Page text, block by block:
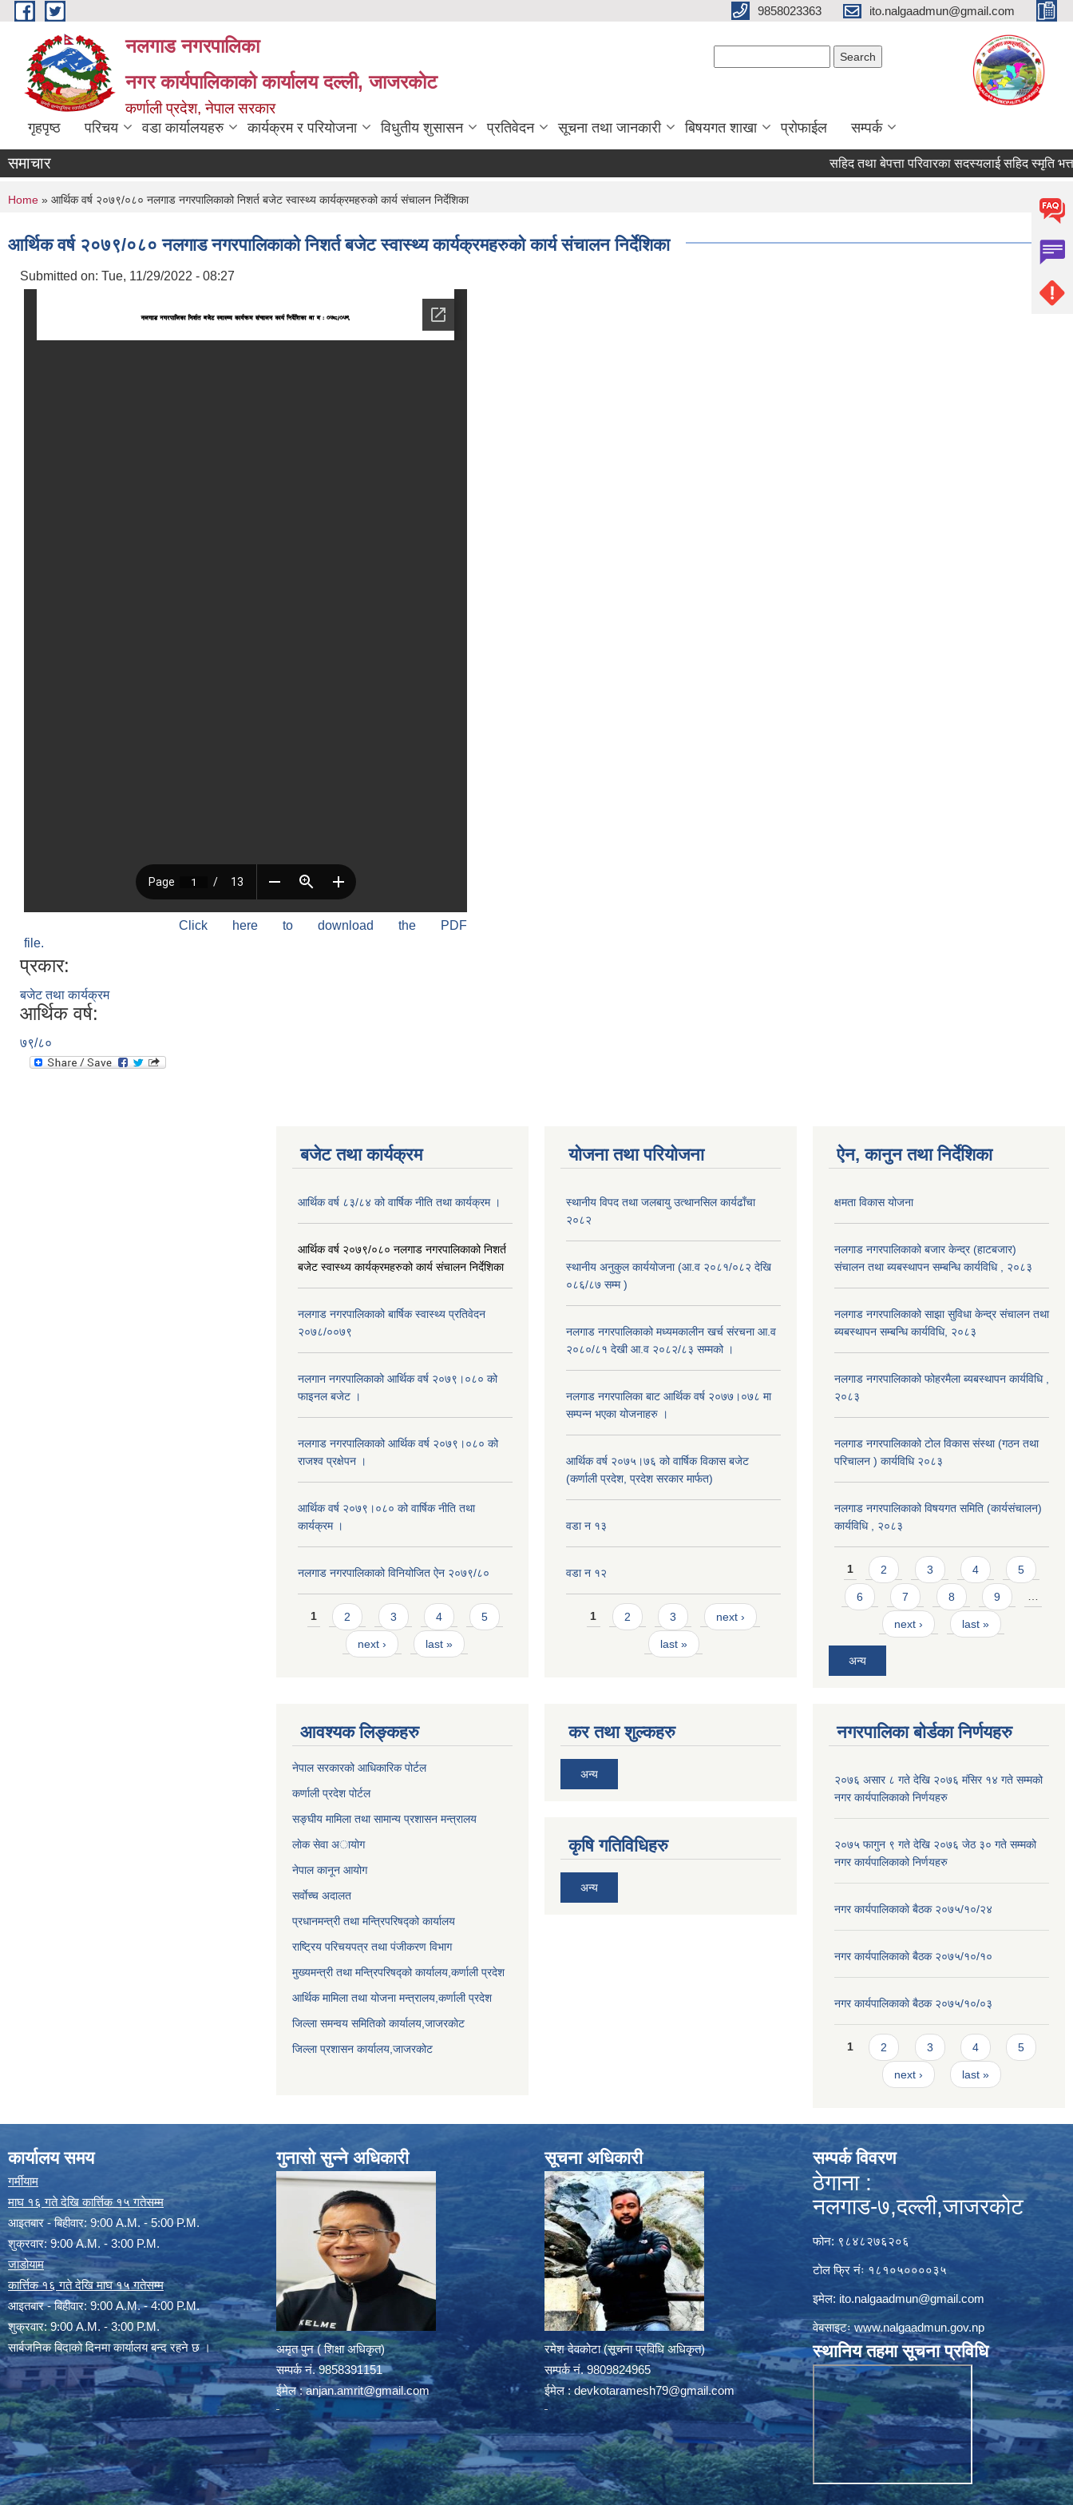
Skip to main content 9858023363 ito.nalgaadmun@gmail.com
नलगाड नगरपालिका
नगर कार्यपालिकाको कार्यालय दल्ली, जाजरकाेट
कर्णाली प्रदेश, नेपाल सरकार
गृहपृष्ठ परिचय वडा कार्यालयहरु कार्यक्रम र परियोजना विधुतीय शुसासन प्रतिवेदन सूचना तथा जानकारी बिषयगत शाखा प्रोफाईल सम्पर्क
समाचार सहिद तथा बेपत्ता परिवारका सदस्यलाई सहिद स्मृति भत्ता
You are here
Home » आर्थिक वर्ष २०७९/०८० नलगाड नगरपालिकाको निशर्त बजेट स्वास्थ्य कार्यक्रमहरुको कार्य संचालन निर्देशिका
आर्थिक वर्ष २०७९/०८० नलगाड नगरपालिकाको निशर्त बजेट स्वास्थ्य कार्यक्रमहरुको कार्य संचालन निर्देशिका
Submitted on: Tue, 11/29/2022 - 08:27
Click here to download the PDF
file.
प्रकार:
बजेट तथा कार्यक्रम
आर्थिक वर्ष:
७९/८०
बजेट तथा कार्यक्रम
आर्थिक वर्ष ८३/८४ को वार्षिक नीति तथा कार्यक्रम ।
आर्थिक वर्ष २०७९/०८० नलगाड नगरपालिकाको निशर्त
बजेट स्वास्थ्य कार्यक्रमहरुको कार्य संचालन निर्देशिका
नलगाड नगरपालिकाको बार्षिक स्वास्थ्य प्रतिवेदन
२०७८/००७९
नलगान नगरपालिकाको आर्थिक वर्ष २०७९।०८० को
फाइनल बजेट ।
नलगाड नगरपालिकाको आर्थिक वर्ष २०७९।०८० को
राजश्व प्रक्षेपन ।
आर्थिक वर्ष २०७९।०८० को वार्षिक नीति तथा
कार्यक्रम ।
नलगाड नगरपालिकाको विनियोजित ऐन २०७९/८०
Pages
1 2 3 4 5
next › last »
योजना तथा परियोजना
स्थानीय विपद तथा जलबायु उत्थानसिल कार्यढाँचा
२०८२
स्थानीय अनुकुल कार्ययोजना (आ.व २०८१/०८२ देखि
०८६/८७ सम्म )
नलगाड नगरपालिकाको मध्यमकालीन खर्च संरचना आ.व
२०८०/८१ देखी आ.व २०८२/८३ सम्मको ।
नलगाड नगरपालिका बाट आर्थिक वर्ष २०७७।०७८ मा
सम्पन्न भएका योजनाहरु ।
आर्थिक वर्ष २०७५।७६ को वार्षिक विकास बजेट
(कर्णाली प्रदेश, प्रदेश सरकार मार्फत)
वडा न १३
वडा न १२
Pages
1 2 3 next ›
last »
ऐन, कानुन तथा निर्देशिका
क्षमता विकास योजना
नलगाड नगरपालिकाको बजार केन्द्र (हाटबजार)
संचालन तथा ब्यबस्थापन सम्बन्धि कार्यविधि , २०८३
नलगाड नगरपालिकाको साझा सुविधा केन्द्र संचालन तथा
ब्यबस्थापन सम्बन्धि कार्यविधि, २०८३
नलगाड नगरपालिकाको फोहरमैला ब्यबस्थापन कार्यविधि ,
२०८३
नलगाड नगरपालिकाको टोल विकास संस्था (गठन तथा
परिचालन ) कार्यविधि २०८३
नलगाड नगरपालिकाको विषयगत समिति (कार्यसंचालन)
कार्यविधि , २०८३
Pages
1 2 3 4 5
6 7 8 9 …
next › last »
अन्य
आवश्यक लिङ्कहरु
नेपाल सरकारको आधिकारिक पोर्टल
कर्णाली प्रदेश पोर्टल
सङ्घीय मामिला तथा सामान्य प्रशासन मन्त्रालय
लाेक सेवा अायाेग
नेपाल कानून आयोग
सर्वाेच्च अदालत
प्रधानमन्त्री तथा मन्त्रिपरिषद्को कार्यालय
राष्ट्रिय परिचयपत्र तथा पंजीकरण विभाग
मुख्यमन्त्री तथा मन्त्रिपरिषद्को कार्यालय,कर्णाली प्रदेश
आर्थिक मामिला तथा योजना मन्त्रालय,कर्णाली प्रदेश
जिल्ला समन्वय समितिको कार्यालय,जाजरकाेट
जिल्ला प्रशासन कार्यालय,जाजरकोट
कर तथा शुल्कहरु
अन्य
कृषि गतिविधिहरु
अन्य
नगरपालिका बोर्डका निर्णयहरु
२०७६ असार ८ गते देखि २०७६ मंसिर १४ गते सम्मको
नगर कार्यपालिकाको निर्णयहरु
२०७५ फागुन ९ गते देखि २०७६ जेठ ३० गते सम्मको
नगर कार्यपालिकाको निर्णयहरु
नगर कार्यपालिकाकाे बैठक २०७५/१०/२४
नगर कार्यपालिकाकाे बैठक २०७५/१०/१०
नगर कार्यपालिकाकाे बैठक २०७५/१०/०३
Pages
1 2 3 4 5
next › last »
कार्यालय समय
गर्मीयाम
माघ १६ गते देखि कार्त्तिक १५ गतेसम्म
आइतबार - बिहीवार: 9:00 A.M. - 5:00 P.M.
शुक्रवार: 9:00 A.M. - 3:00 P.M.
जाडोयाम
कार्त्तिक १६ गते देखि माघ १५ गतेसम्म
आइतबार - बिहीवार: 9:00 A.M. - 4:00 P.M.
शुक्रवार: 9:00 A.M. - 3:00 P.M.
सार्बजनिक बिदाको दिनमा कार्यालय बन्द रहने छ ।
गुनासो सुन्ने अधिकारी
अमृत पुन ( शिक्षा अधिकृत)
सम्पर्क न‌ं. 9858391151
ईमेल :anjan.amrit@gmail.com
सूचना अधिकारी
रमेश देवकोटा (सूचना प्रविधि अधिकृत)
सम्पर्क न‌ं. 9809824965
ईमेल :devkotaramesh79@gmail.com
सम्पर्क विवरण
ठेगाना :
नलगाड-७,दल्ली,जाजरकाेट
फोन: ९८४८२७६२०६
टोल फ्रि नंः १८१०५००००३५
इमेल: ito.nalgaadmun@gmail.com
वेबसाइटःwww.nalgaadmun.gov.np
स्थानिय तहमा सूचना प्रविधि